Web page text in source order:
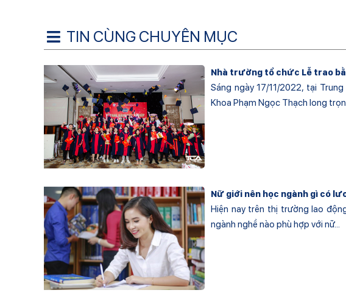
TIN CÙNG CHUYÊN MỤC
Nhà trường tổ chức Lễ trao
Sáng ngày 17/11/2022, tại
Khoa Phạm Ngọc Thạch long
Nữ giới nên học ngành gì có
Hiện nay trên thị trường lao
ngành nghề nào phù hợp với nữ...